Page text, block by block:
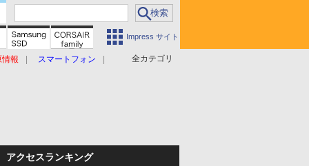
Impress サイト
全カテゴリ
情報 スマートフォン
アクセスランキング